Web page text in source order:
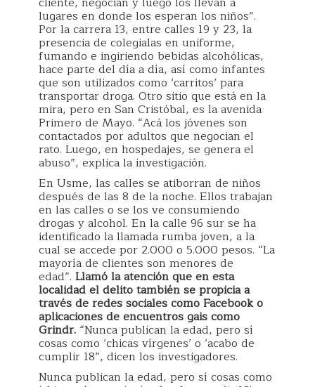
lugares en donde los esperan los niños”.
Por la carrera 13, entre calles 19 y 23, la
presencia de colegialas en uniforme,
fumando e ingiriendo bebidas alcohólicas,
hace parte del día a día, así como infantes
que son utilizados como ‘carritos’ para
transportar droga. Otro sitio que está en la
mira, pero en San Cristóbal, es la avenida
Primero de Mayo. “Acá los jóvenes son
contactados por adultos que negocian el
rato. Luego, en hospedajes, se genera el
abuso”, explica la investigación.
En Usme, las calles se atiborran de niños
después de las 8 de la noche. Ellos trabajan
en las calles o se los ve consumiendo
drogas y alcohol. En la calle 96 sur se ha
identificado la llamada rumba joven, a la
cual se accede por 2.000 o 5.000 pesos. “La
mayoría de clientes son menores de
edad”. Llamó la atención que en esta
localidad el delito también se propicia a
través de redes sociales como Facebook o
aplicaciones de encuentros gais como
Grindr. “Nunca publican la edad, pero sí
cosas como ‘chicas vírgenes’ o ‘acabo de
cumplir 18”, dicen los investigadores.
Nunca publican la edad, pero sí cosas como